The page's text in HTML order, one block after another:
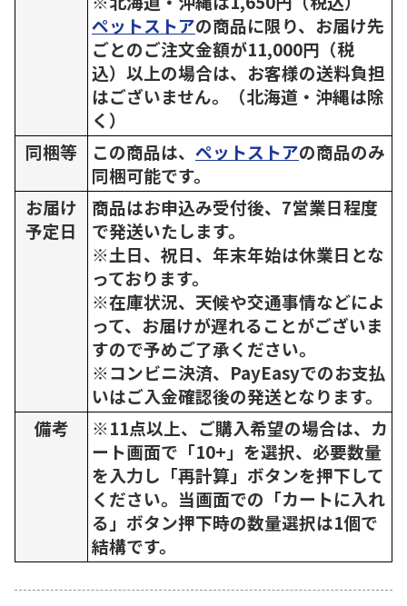
ペットストアの商品に限り、お届け先
ごとのご注文金額が11,000円（税
込）以上の場合は、お客様の送料負担
はございません。（北海道・沖縄は除
く）
同梱等
この商品は、 ペットストアの商品のみ
同梱可能です。
お届け
予定日
商品はお申込み受付後、7営業日程度
で発送いたします。
※土日、祝日、年末年始は休業日とな
っております。
※在庫状況、天候や交通事情などによ
って、お届けが遅れることがございま
すので予めご了承ください。
※コンビニ決済、PayEasyでのお支払
いはご入金確認後の発送となります。
備考
※11点以上、ご購入希望の場合は、カ
ート画面で「10+」を選択、必要数量
を入力し「再計算」ボタンを押下して
ください。当画面での「カートに入れ
る」ボタン押下時の数量選択は1個で
結構です。